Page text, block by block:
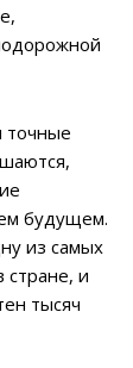
точные
будущем.
из самых
стране, и
тысяч